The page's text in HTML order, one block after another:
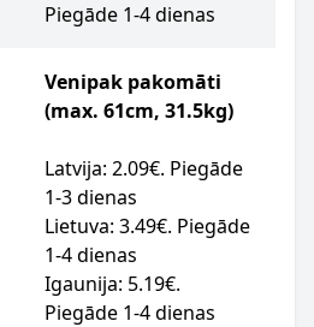
Piegāde 1-4 dienas
Venipak pakomāti
(max. 61cm, 31.5kg)
Latvija: 2.09€. Piegāde
1-3 dienas
Lietuva: 3.49€. Piegāde
1-4 dienas
Igaunija: 5.19€.
Piegāde 1-4 dienas